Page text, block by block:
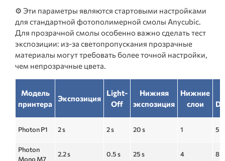
⚙️ Эти параметры являются стартовыми настройками
для стандартной фотополимерной смолы Anycubic.
Для прозрачной смолы особенно важно сделать тест
экспозиции: из-за светопропускания прозрачные
материалы могут требовать более точной настройки,
чем непрозрачные цвета.
Модель
принтера
Экспозиция
Light-
Off
Нижняя
экспозиция
Нижние
слои
Photon P1 2 s 2 s 20 s 1 5
Photon
Mono M7
2.2 s 0.5 s 25 s 4 8